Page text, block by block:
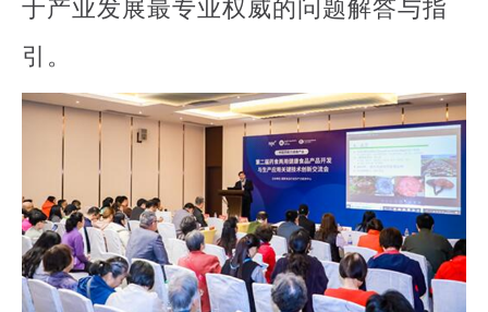
于产业发展最专业权威的问题解答与指
引。